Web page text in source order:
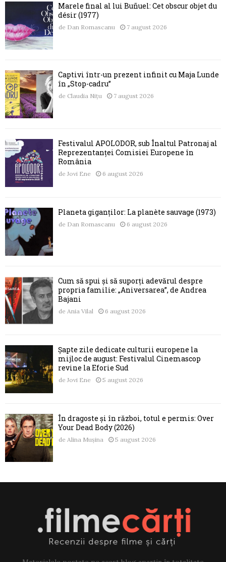
Marele final al lui Buñuel: Cet obscur objet du
désir (1977)
de Dan Romascanu 7 august 2026
Captivi într-un prezent infinit cu Maja Lunde
în „Stop-cadru”
de Claudia Nițu 7 august 2026
Festivalul APOLODOR, sub Înaltul Patronaj al
Reprezentanței Comisiei Europene în
România
de Jovi Ene 6 august 2026
Planeta giganților: La planète sauvage (1973)
de Dan Romascanu 6 august 2026
Cum să spui și să suporți adevărul despre
propria familie: „Aniversarea”, de Andrea
Bajani
de Ania Vilal 6 august 2026
Șapte zile dedicate culturii europene la
mijloc de august: Festivalul Cinemascop
revine la Eforie Sud
de Jovi Ene 5 august 2026
În dragoste și în război, totul e permis: Over
Your Dead Body (2026)
de Alina Mușina 5 august 2026